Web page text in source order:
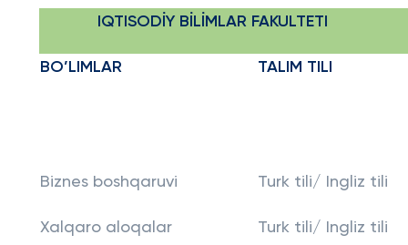
IQTISODİY BİLİMLAR FAKULTETI
BO’LIMLAR TALIM TILI
Biznes boshqaruvi Turk tili/ Ingliz tili
Xalqaro aloqalar Turk tili/ Ingliz tili